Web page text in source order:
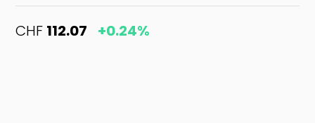
CHF 112.07 +0.24%